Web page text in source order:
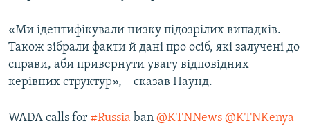
«Ми ідентифікували низку підозрілих випадків.
Також зібрали факти й дані про осіб, які залучені до
справи, аби привернути увагу відповідних
керівних структур», – сказав Паунд.
WADA calls for #Russia ban @KTNNews @KTNKenya